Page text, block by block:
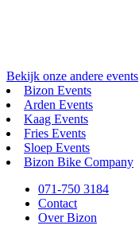
Bekijk onze andere events
Bizon Events
Arden Events
Kaag Events
Fries Events
Sloep Events
Bizon Bike Company
071-750 3184
Contact
Over Bizon